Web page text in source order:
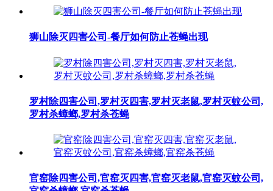
狮山除灭四害公司-餐厅如何防止苍蝇出现
罗村除四害公司,罗村灭四害,罗村灭老鼠,罗村灭蚊公司,
罗村杀蟑螂,罗村杀苍蝇
官窑除四害公司,官窑灭四害,官窑灭老鼠,官窑灭蚊公司,